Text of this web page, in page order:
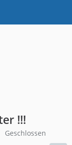
!!!
Geschlossen